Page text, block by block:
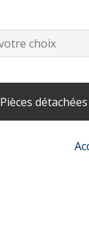
Pièces détachées